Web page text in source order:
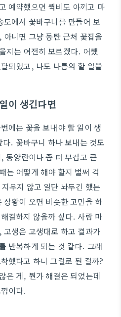
예약했으면 퀵비도 아끼고 마
에서 꽃바구니를 만들어 보
니면 그냥 동탄 근처 꽃집을
지는 여전히 모르겠다. 어쨌
되었고, 나도 나름의 할 일을
이 생긴다면
에는 꽃을 보내야 할 일이 생
. 꽃바구니 하나 보내는 것도
동양란이나 좀 더 무겁고 큰
는 어떻게 해야 할지 벌써 걱
우지 않고 일단 놔두긴 했는
황이 오면 비슷한 고민을 하
결하지 않을까 싶다. 사람 마
생은 고생대로 하고 결과가
반복하게 되는 것 같다. 그래
했다고 하니 그걸로 된 걸까?
은 게, 뭔가 해결은 되었는데
이다.